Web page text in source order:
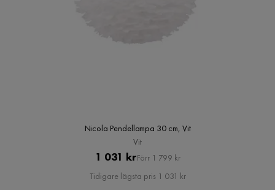
Nicola Pendellampa 30 cm, Vit
Vit
Pris
1 031 krOriginal
Pris
Förr 1 799 kr
Tidigare lägsta pris 1 031 kr